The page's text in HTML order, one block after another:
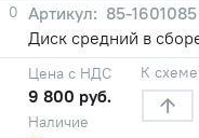
0
85-1601085
Диск средний в
Наличие
Цена с НДС
9 800 руб.
К схеме